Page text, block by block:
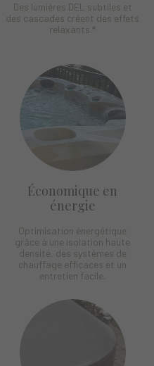
Des lumières DEL subtiles et
des cascades créent des effets
relaxants. *
Économique en
énergie
Optimisation énergétique
grâce à une isolation haute
densité, des systèmes de
chauffage efficaces et un
entretien facile.